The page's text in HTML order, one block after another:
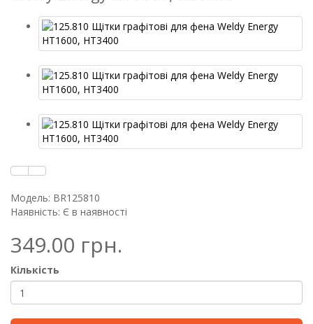
Модель: BR125810
Наявність: Є в наявності
349.00 грн.
Кількість